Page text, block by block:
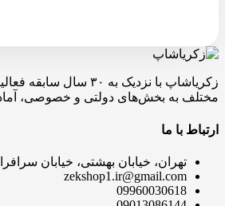
زکریاشاپ با
مختلف به بخش‌های دولتی و خصوصی،
ارتباط با ما
تهران، خیابان بهشتی، خیابان
zekshop1.ir@gmail.com
09960030618